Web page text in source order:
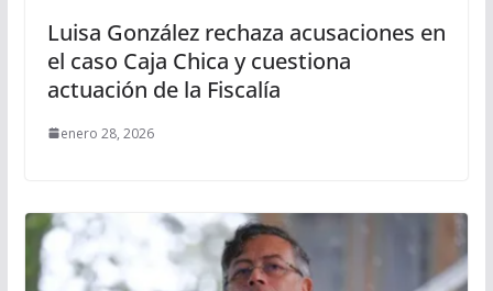
Luisa González rechaza acusaciones en
el caso Caja Chica y cuestiona
actuación de la Fiscalía
enero 28, 2026